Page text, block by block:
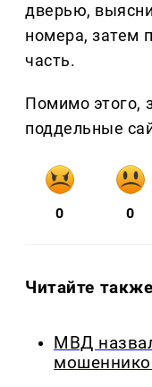
дверью,
номера, затем
часть.
Помимо этого,
поддельные
0 0
Читайте
МВД